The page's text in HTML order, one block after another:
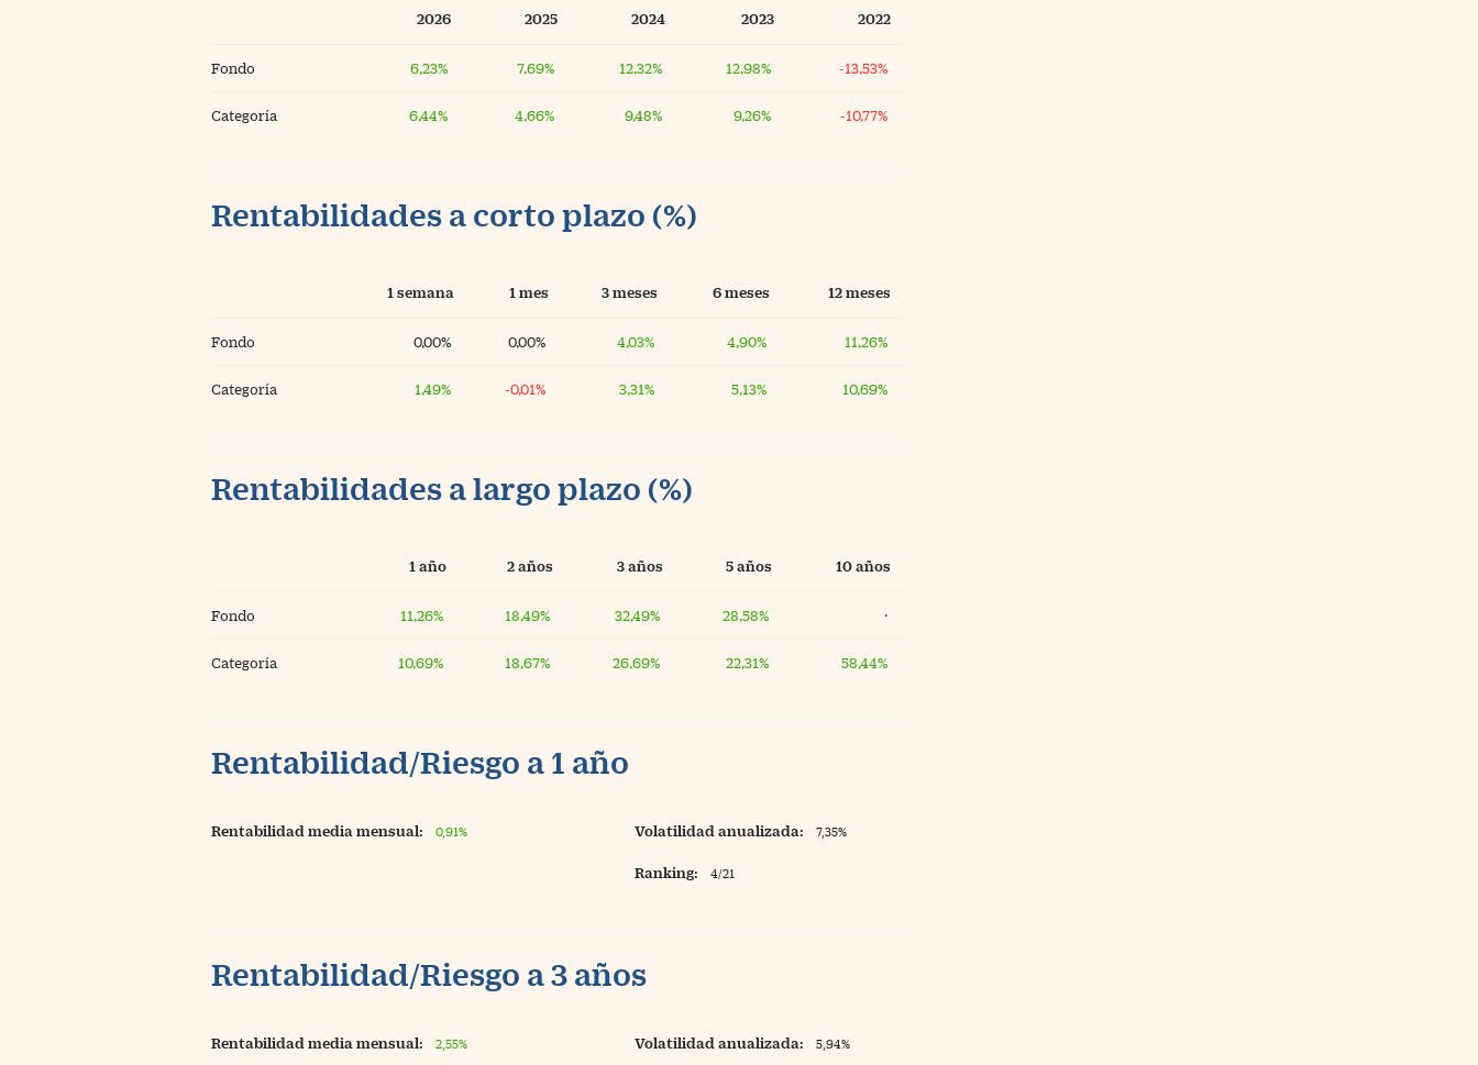
2026 2025 2024 2023 2022
Fondo 6,23% 7,69% 12,32% 12,98% -13,53%
Categoría 6,44% 4,66% 9,48% 9,26% -10,77%
Rentabilidades a corto plazo (%)
1 semana 1 mes 3 meses 6 meses 12 meses
Fondo 0,00% 0,00% 4,03% 4,90% 11,26%
Categoría 1,49% -0,01% 3,31% 5,13% 10,69%
Rentabilidades a largo plazo (%)
1 año 2 años 3 años 5 años 10 años
Fondo 11,26% 18,49% 32,49% 28,58% ·
Categoría 10,69% 18,67% 26,69% 22,31% 58,44%
Rentabilidad/Riesgo a 1 año
Rentabilidad media mensual: 0,91% Volatilidad anualizada: 7,35%
Ranking: 4/21
Rentabilidad/Riesgo a 3 años
Rentabilidad media mensual: 2,55% Volatilidad anualizada: 5,94%